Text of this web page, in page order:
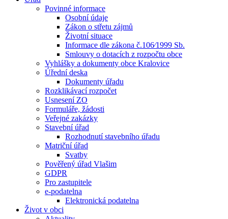
Povinné informace
Osobní údaje
Zákon o střetu zájmů
Životní situace
Informace dle zákona č.106⁄1999 Sb.
Smlouvy o dotacích z rozpočtu obce
Vyhlášky a dokumenty obce Kralovice
Úřední deska
Dokumenty úřadu
Rozklikávací rozpočet
Usnesení ZO
Formuláře, žádosti
Veřejné zakázky
Stavební úřad
Rozhodnutí stavebního úřadu
Matriční úřad
Svatby
Pověřený úřad Vlašim
GDPR
Pro zastupitele
e-podatelna
Elektronická podatelna
Život v obci